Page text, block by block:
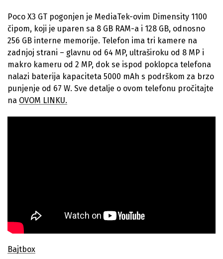
Poco X3 GT pogonjen je MediaTek-ovim Dimensity 1100
čipom, koji je uparen sa 8 GB RAM-a i 128 GB, odnosno
256 GB interne memorije. Telefon ima tri kamere na
zadnjoj strani – glavnu od 64 MP, ultraširoku od 8 MP i
makro kameru od 2 MP, dok se ispod poklopca telefona
nalazi baterija kapaciteta 5000 mAh s podrškom za brzo
punjenje od 67 W. Sve detalje o ovom telefonu pročitajte
na OVOM LINKU.
Bajtbox